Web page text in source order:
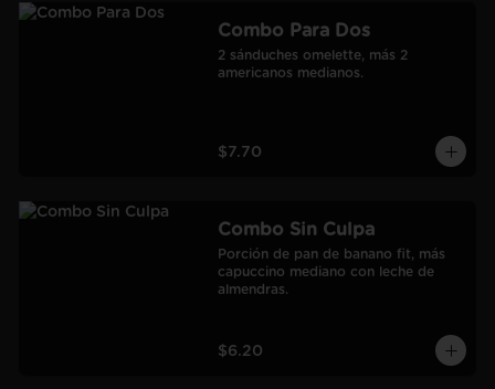
Combo Para Dos
2 sánduches omelette, más 2
americanos medianos.
$7.70
Combo Sin Culpa
Porción de pan de banano fit, más
capuccino mediano con leche de
almendras.
$6.20